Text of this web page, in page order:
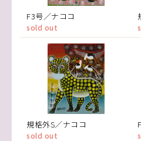
F3号／ナココ
sold out
規格外S／ナココ
sold out